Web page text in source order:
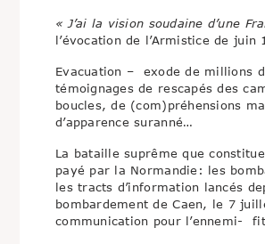
« J’ai la vision soudaine d’une
l’évocation de l’Armistice de juin
Evacuation – exode de millions
témoignages de rescapés des
boucles, de (com)préhensions
d’apparence suranné…
La bataille suprême que
payé par la Normandie: les
les tracts d’information lancés
bombardement de Caen, le 7
communication pour l’ennemi-